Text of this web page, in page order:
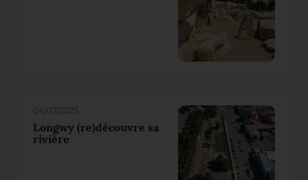
04/07/2025
Longwy (re)découvre sa
rivière